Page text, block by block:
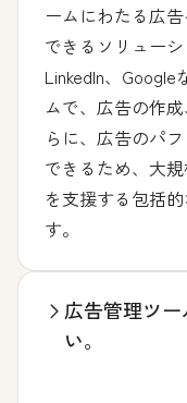
ームにわたる広
できるソリューシ
LinkedIn、
ムで、広告の作
らに、広告のパ
できるため、大
を支援する包括
す。
広告管理ツ
い。